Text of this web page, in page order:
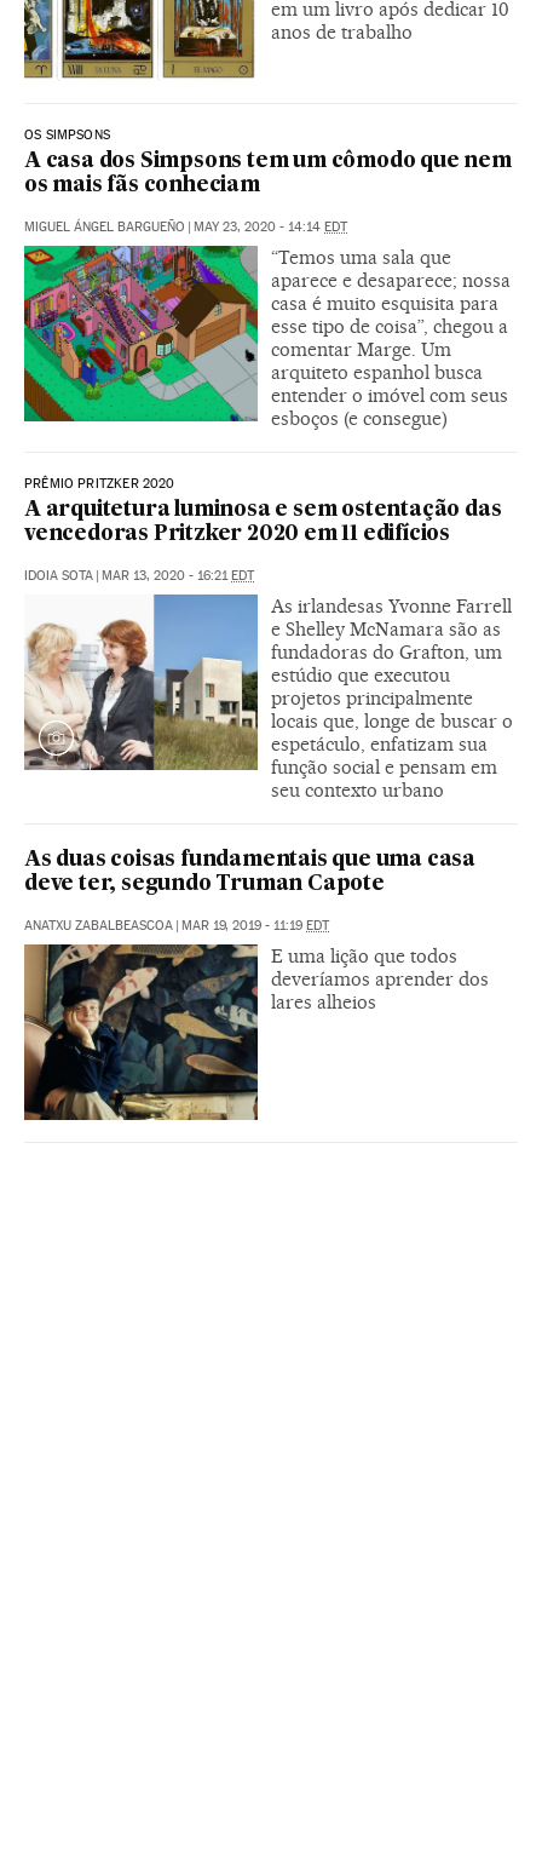
em um livro após dedicar 10
anos de trabalho
OS SIMPSONS
A casa dos Simpsons tem um cômodo que nem
os mais fãs conheciam
MIGUEL ÁNGEL BARGUEÑO MAY 23, 2020 - 14:14 EDT
“Temos uma sala que
aparece e desaparece; nossa
casa é muito esquisita para
esse tipo de coisa”, chegou a
comentar Marge. Um
arquiteto espanhol busca
entender o imóvel com seus
esboços (e consegue)
PRÊMIO PRITZKER 2020
A arquitetura luminosa e sem ostentação das
vencedoras Pritzker 2020 em 11 edifícios
IDOIA SOTA MAR 13, 2020 - 16:21 EDT
As irlandesas Yvonne Farrell
e Shelley McNamara são as
fundadoras do Grafton, um
estúdio que executou
projetos principalmente
locais que, longe de buscar o
espetáculo, enfatizam sua
função social e pensam em
seu contexto urbano
As duas coisas fundamentais que uma casa
deve ter, segundo Truman Capote
ANATXU ZABALBEASCOA MAR 19, 2019 - 11:19 EDT
E uma lição que todos
deveríamos aprender dos
lares alheios